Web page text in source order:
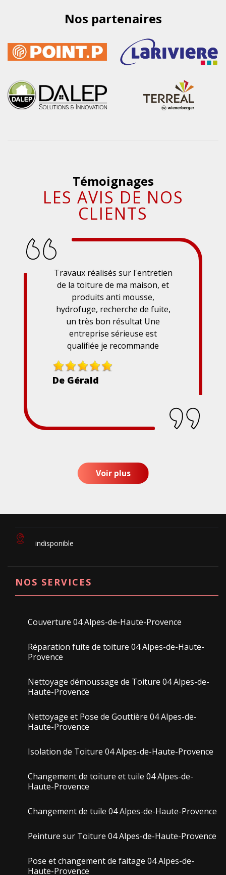
Nos partenaires
Témoignages
LES AVIS DE NOS
CLIENTS
Travaux réalisés sur l'entretien
de la toiture de ma maison, et
produits anti mousse,
hydrofuge, recherche de fuite,
un très bon résultat Une
entreprise sérieuse est
qualifiée je recommande
De Gérald
Voir plus
indisponible
NOS SERVICES
Couverture 04 Alpes-de-Haute-Provence
Réparation fuite de toiture 04 Alpes-de-Haute-
Provence
Nettoyage démoussage de Toiture 04 Alpes-de-
Haute-Provence
Nettoyage et Pose de Gouttière 04 Alpes-de-
Haute-Provence
Isolation de Toiture 04 Alpes-de-Haute-Provence
Changement de toiture et tuile 04 Alpes-de-
Haute-Provence
Changement de tuile 04 Alpes-de-Haute-Provence
Peinture sur Toiture 04 Alpes-de-Haute-Provence
Pose et changement de faitage 04 Alpes-de-
Haute-Provence